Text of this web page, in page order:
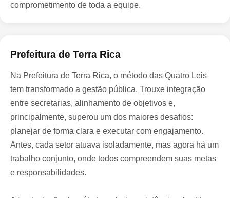
comprometimento de toda a equipe.
Prefeitura de Terra Rica
Na Prefeitura de Terra Rica, o método das Quatro Leis
tem transformado a gestão pública. Trouxe integração
entre secretarias, alinhamento de objetivos e,
principalmente, superou um dos maiores desafios:
planejar de forma clara e executar com engajamento.
Antes, cada setor atuava isoladamente, mas agora há um
trabalho conjunto, onde todos compreendem suas metas
e responsabilidades.